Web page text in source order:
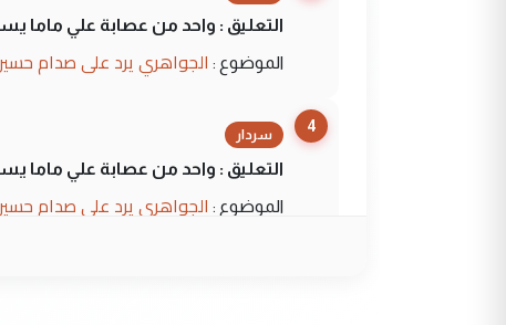
التعليق : واحد من عصابة علي ماما
الموضوع : الجواهري يرد على صدام
4
سردار
التعليق : واحد من عصابة علي ماما
الموضوع : الجواهري يرد على صدام